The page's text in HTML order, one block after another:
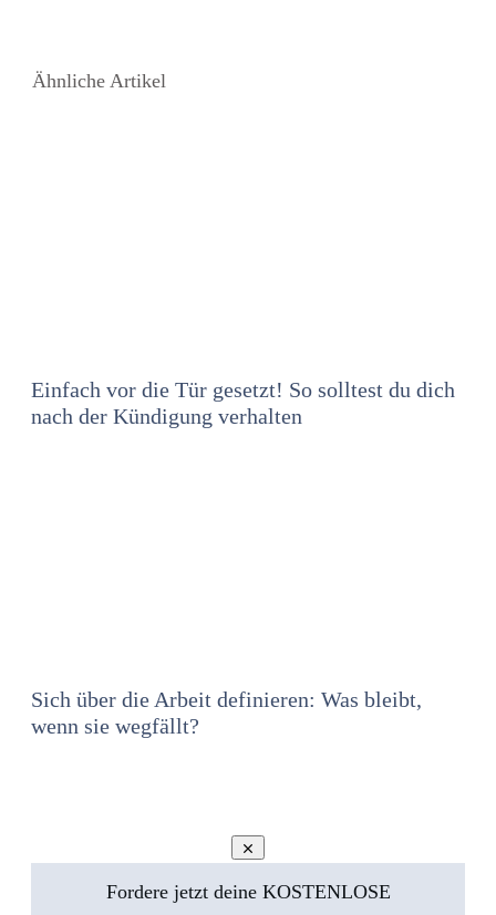
Ähnliche Artikel
Einfach vor die Tür gesetzt! So solltest du dich
nach der Kündigung verhalten
Sich über die Arbeit definieren: Was bleibt,
wenn sie wegfällt?
Fordere jetzt deine KOSTENLOSE